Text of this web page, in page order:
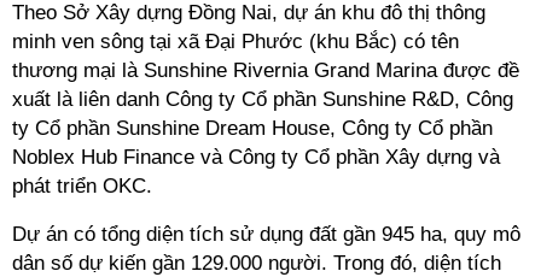
Theo Sở Xây dựng Đồng Nai, dự án khu đô thị thông
minh ven sông tại xã Đại Phước (khu Bắc) có tên
thương mại là Sunshine Rivernia Grand Marina được đề
xuất là liên danh Công ty Cổ phần Sunshine R&D, Công
ty Cổ phần Sunshine Dream House, Công ty Cổ phần
Noblex Hub Finance và Công ty Cổ phần Xây dựng và
phát triển OKC.
Dự án có tổng diện tích sử dụng đất gần 945 ha, quy mô
dân số dự kiến gần 129.000 người. Trong đó, diện tích